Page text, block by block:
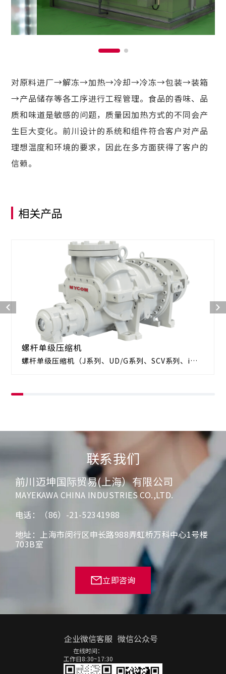
对原料进厂→解冻→加热→冷却→冷冻→包装→装箱
→产品储存等各工序进行工程管理。食品的香味、品
质和味道是敏感的问题，质量因加热方式的不同会产
生巨大变化。前川设计的系统和组件符合客户对产品
理想温度和环境的要求，因此在多方面获得了客户的
信赖。
相关产品
螺杆单级压缩机
螺杆单级压缩机（J系列、UD/G系列、SCV系列、i系
列）
联系我们
前川迈坤国际贸易(上海）有限公司
MAYEKAWA CHINA INDUSTRIES CO.,LTD.
电话：（86）-21-52341988
地址：上海市闵行区申长路988弄虹桥万科中心1号楼
703B室
立即咨询
企业微信客服
在线时间：
工作日8:30~17:30
微信公众号